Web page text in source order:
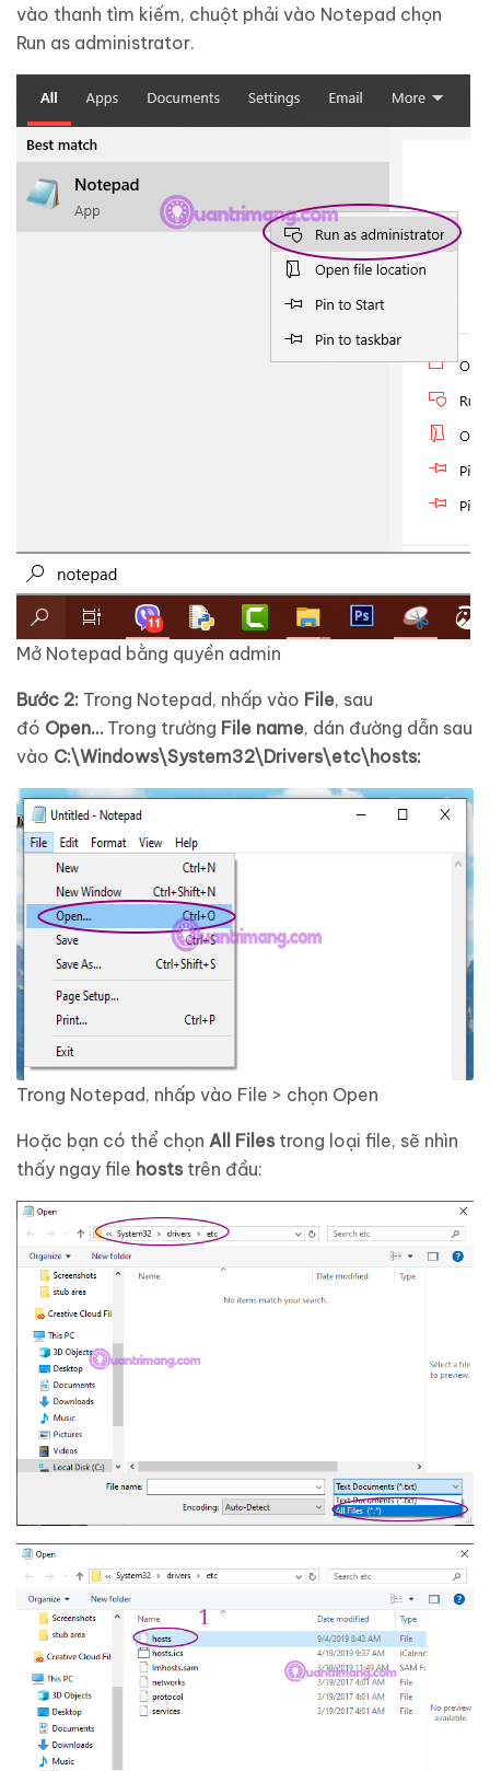
vào thanh tìm kiếm, chuột phải vào Notepad chọn
Run as administrator.
Mở Notepad bằng quyền admin
Bước 2: Trong Notepad, nhấp vào File, sau
đó Open…Trong trường File name, dán đường dẫn sau
vào C:\Windows\System32\Drivers\etc\hosts:
Trong Notepad, nhấp vào File > chọn Open
Hoặc bạn có thể chọn All Files trong loại file, sẽ nhìn
thấy ngay file hosts trên đầu: